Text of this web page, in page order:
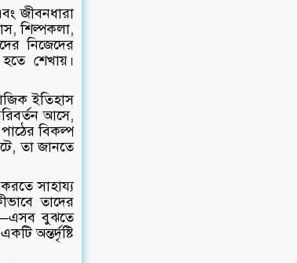
জীবনধারা
শিল্পকলা,
নিজেদের
শেখায়।
ইতিহাস
আসে,
বিকল্প
তা জানতে
সাহায্য
তাদের
বুঝতে
অন্তর্দৃষ্টি